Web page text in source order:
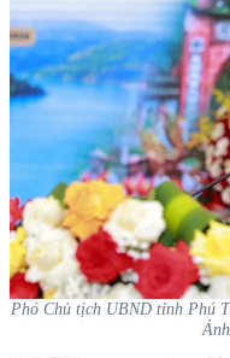
Phó Chủ tịch UBND tỉnh Phú